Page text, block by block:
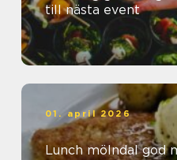
till nästa event
01. april 2026
Lunch mölndal god mat, smarta val och